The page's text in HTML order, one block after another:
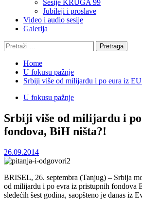
Sesije KRUGA 99
Jubileji i proslave
Video i audio sesije
Galerija
Pretraga:
Home
U fokusu pažnje
Srbiji više od milijardu i po eura iz
U fokusu pažnje
Srbiji više od milijardu i
fondova, BiH ništa?!
26.09.2014
BRISEL, 26. septembra (Tanjug) – Srbija
od milijardu i po evra iz pristupnih fondova
sledećih šest godina, saopšteno je danas iz